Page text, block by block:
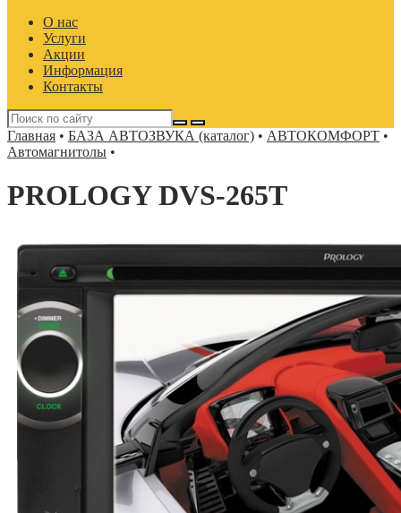
О нас
Услуги
Акции
Информация
Контакты
Главная • БАЗА АВТОЗВУКА (каталог) • АВТОКОМФОРТ •
Автомагнитолы •
PROLOGY DVS-265T